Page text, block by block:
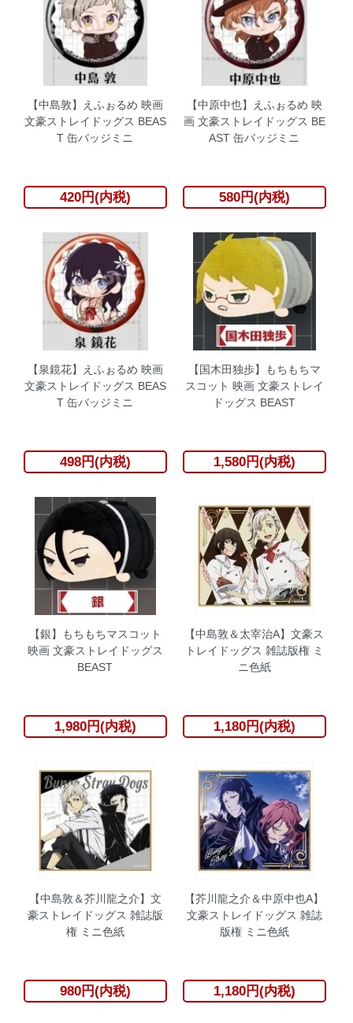
【中島敦】えふぉるめ 映画
文豪ストレイドッグス BEAS
T 缶バッジミニ
420円(内税)
【中原中也】えふぉるめ 映
画 文豪ストレイドッグス BE
AST 缶バッジミニ
580円(内税)
【泉鏡花】えふぉるめ 映画
文豪ストレイドッグス BEAS
T 缶バッジミニ
498円(内税)
【国木田独歩】もちもちマ
スコット 映画 文豪ストレイ
ドッグス BEAST
1,580円(内税)
【銀】もちもちマスコット
映画 文豪ストレイドッグス
BEAST
1,980円(内税)
【中島敦＆太宰治A】文豪ス
トレイドッグス 雑誌版権 ミ
ニ色紙
1,180円(内税)
【中島敦＆芥川龍之介】文
豪ストレイドッグス 雑誌版
権 ミニ色紙
980円(内税)
【芥川龍之介＆中原中也A】
文豪ストレイドッグス 雑誌
版権 ミニ色紙
1,180円(内税)